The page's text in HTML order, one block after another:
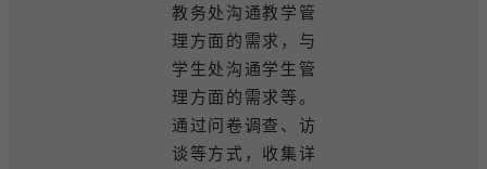
教务处沟通教学管
理方面的需求，与
学生处沟通学生管
理方面的需求等。
通过问卷调查、访
谈等方式，收集详